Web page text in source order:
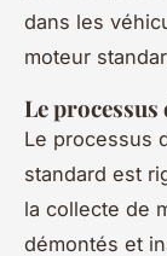
dans les
moteur
Le
Le processus
standard est
la collecte de
démontés et